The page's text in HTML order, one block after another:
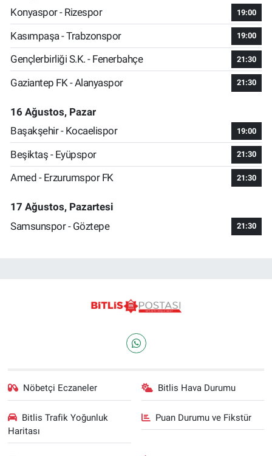
Konyaspor - Rizespor
19:00
Kasımpaşa - Trabzonspor 19:00
Gençlerbirliği S.K. - Fenerbahçe 21:30
Gaziantep FK - Alanyaspor 21:30
16 Ağustos, Pazar
Başakşehir - Kocaelispor
19:00
Beşiktaş - Eyüpspor 21:30
Amed - Erzurumspor FK 21:30
17 Ağustos, Pazartesi
Samsunspor - Göztepe
21:30
Nöbetçi Eczaneler Bitlis Hava Durumu
Bitlis Trafik Yoğunluk
Haritası
Puan Durumu ve Fikstür